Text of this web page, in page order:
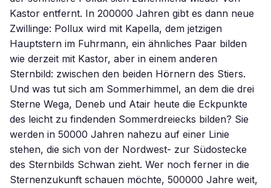
Kastor entfernt. In 200000 Jahren gibt es dann neue
Zwillinge: Pollux wird mit Kapella, dem jetzigen
Hauptstern im Fuhrmann, ein ähnliches Paar bilden
wie derzeit mit Kastor, aber in einem anderen
Sternbild: zwischen den beiden Hörnern des Stiers.
Und was tut sich am Sommerhimmel, an dem die drei
Sterne Wega, Deneb und Atair heute die Eckpunkte
des leicht zu findenden Sommerdreiecks bilden? Sie
werden in 50000 Jahren nahezu auf einer Linie
stehen, die sich von der Nordwest- zur Südostecke
des Sternbilds Schwan zieht. Wer noch ferner in die
Sternenzukunft schauen möchte, 500000 Jahre weit,